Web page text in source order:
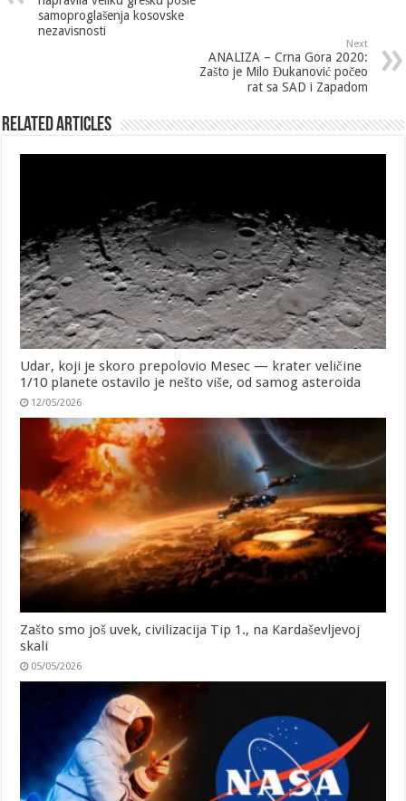
samoproglašenja kosovske
nezavisnosti
Next
ANALIZA – Crna Gora 2020:
Zašto je Milo Đukanović počeo
rat sa SAD i Zapadom
Related Articles
Udar, koji je skoro prepolovio Mesec — krater veličine
1/10 planete ostavilo je nešto više, od samog asteroida
12/05/2026
Zašto smo još uvek, civilizacija Tip 1., na Kardaševljevoj
skali
05/05/2026